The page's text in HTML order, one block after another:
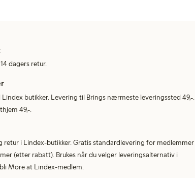
dagers retur.
butikker. Levering til Brings nærmeste leveringssted 49,-.
49,-.
retur i Lindex-butikker. Gratis standardlevering for medlemmer
(etter rabatt). Brukes når du velger leveringsalternativ i
More at Lindex-medlem.